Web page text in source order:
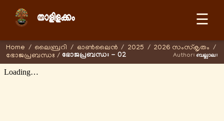
☰
Home / ലൈബ്രറി / ഓണ്‍ലൈന്‍ / 2025 / 2026 സംസ്കൃതം /
ഭോജപ്രബന്ധഃ / ഭോജപ്രബന്ധഃ - 02 Author: ബല്ലാലഃ